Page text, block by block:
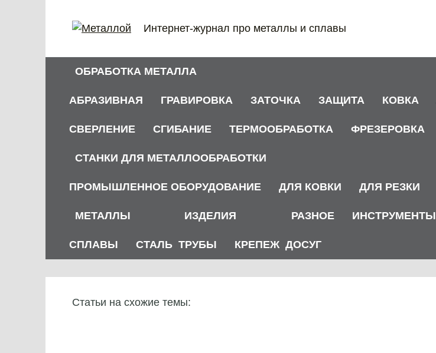
Интернет-журнал про металлы и сплавы
ОБРАБОТКА МЕТАЛЛА
АБРАЗИВНАЯ ГРАВИРОВКА ЗАТОЧКА ЗАЩИТА КОВКА
СВЕРЛЕНИЕ СГИБАНИЕ ТЕРМООБРАБОТКА ФРЕЗЕРОВКА
СТАНКИ ДЛЯ МЕТАЛЛООБРАБОТКИ
ПРОМЫШЛЕННОЕ ОБОРУДОВАНИЕ ДЛЯ КОВКИ ДЛЯ РЕЗКИ
МЕТАЛЛЫ
СПЛАВЫ СТАЛЬ
ИЗДЕЛИЯ
ТРУБЫ КРЕПЕЖ
РАЗНОЕ
ДОСУГ
ИНСТРУМЕНТЫ
Статьи на схожие темы: